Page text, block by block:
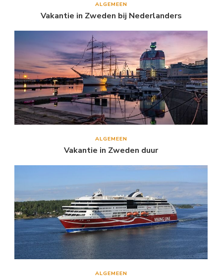
ALGEMEEN
Vakantie in Zweden bij Nederlanders
ALGEMEEN
Vakantie in Zweden duur
ALGEMEEN